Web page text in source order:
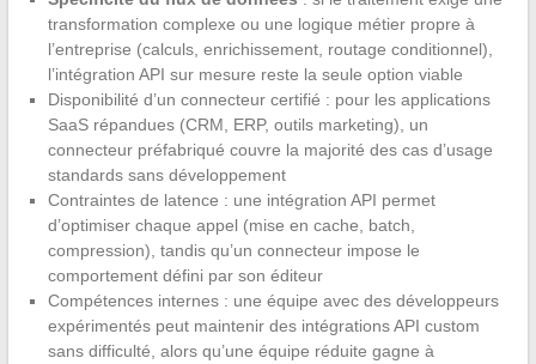
transformation complexe ou une logique métier propre à
l’entreprise (calculs, enrichissement, routage conditionnel),
l’intégration API sur mesure reste la seule option viable
Disponibilité d’un connecteur certifié : pour les applications
SaaS répandues (CRM, ERP, outils marketing), un
connecteur préfabriqué couvre la majorité des cas d’usage
standards sans développement
Contraintes de latence : une intégration API permet
d’optimiser chaque appel (mise en cache, batch,
compression), tandis qu’un connecteur impose le
comportement défini par son éditeur
Compétences internes : une équipe avec des développeurs
expérimentés peut maintenir des intégrations API custom
sans difficulté, alors qu’une équipe réduite gagne à